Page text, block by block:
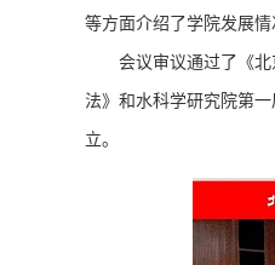
等方面介绍了学院发展
会议审议通过了《
法》和水科学研究院第
立。